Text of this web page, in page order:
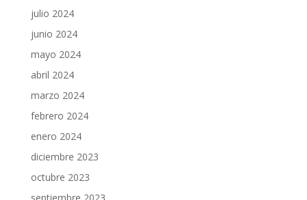
julio 2024
junio 2024
mayo 2024
abril 2024
marzo 2024
febrero 2024
enero 2024
diciembre 2023
octubre 2023